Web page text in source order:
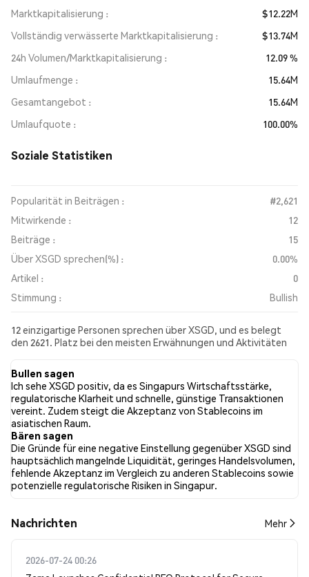
Marktkapitalisierung
$12.22M
Vollständig verwässerte Marktkapitalisierung
$13.74M
24h Volumen/Marktkapitalisierung
12.09 %
Umlaufmenge
15.64M
Gesamtangebot
15.64M
Umlaufquote
100.00%
Soziale Statistiken
Popularität in Beiträgen :
#2,621
Mitwirkende :
12
Beiträge :
15
Über XSGD sprechen(%) :
0.00%
Artikel :
0
Stimmung :
Bullish
12 einzigartige Personen sprechen über XSGD, und es belegt
den 2621. Platz bei den meisten Erwähnungen und Aktivitäten
die Stimmung gegenüber XSGD in allen sozialen Medien Bullish.
Schließlich wurden 0 Nachrichtenartikel über XSGD
veröffentlicht. Auf Twitter hatten 55.56% der Tweets eine
bullishe Stimmung im Vergleich zu 0.00% der Tweets mit einer
bärischen Stimmung über XSGD. 44.44% der Tweets waren
neutral gegenüber XSGD. Diese Stimmungen basieren auf 9
Tweets.
Bullen sagen
Ich sehe XSGD positiv, da es Singapurs Wirtschaftsstärke,
regulatorische Klarheit und schnelle, günstige Transaktionen
vereint. Zudem steigt die Akzeptanz von Stablecoins im
asiatischen Raum.
Bären sagen
Die Gründe für eine negative Einstellung gegenüber XSGD sind
hauptsächlich mangelnde Liquidität, geringes Handelsvolumen,
fehlende Akzeptanz im Vergleich zu anderen Stablecoins sowie
potenzielle regulatorische Risiken in Singapur.
Nachrichten Mehr
2026-07-24 00:26